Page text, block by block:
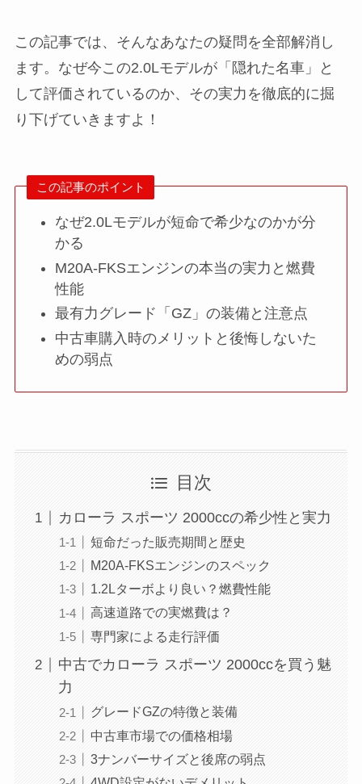
この記事では、そんなあなたの疑問を全部解消し
ます。なぜ今この2.0Lモデルが「隠れた名車」と
して評価されているのか、その実力を徹底的に掘
り下げていきますよ！
この記事のポイント
なぜ2.0Lモデルが短命で希少なのかが分
かる
M20A-FKSエンジンの本当の実力と燃費
性能
最有力グレード「GZ」の装備と注意点
中古車購入時のメリットと後悔しないた
めの弱点
目次
カローラ スポーツ 2000ccの希少性と実力
短命だった販売期間と歴史
M20A-FKSエンジンのスペック
1.2Lターボより良い？燃費性能
高速道路での実燃費は？
専門家による走行評価
中古でカローラ スポーツ 2000ccを買う魅
力
グレードGZの特徴と装備
中古車市場での価格相場
3ナンバーサイズと後席の弱点